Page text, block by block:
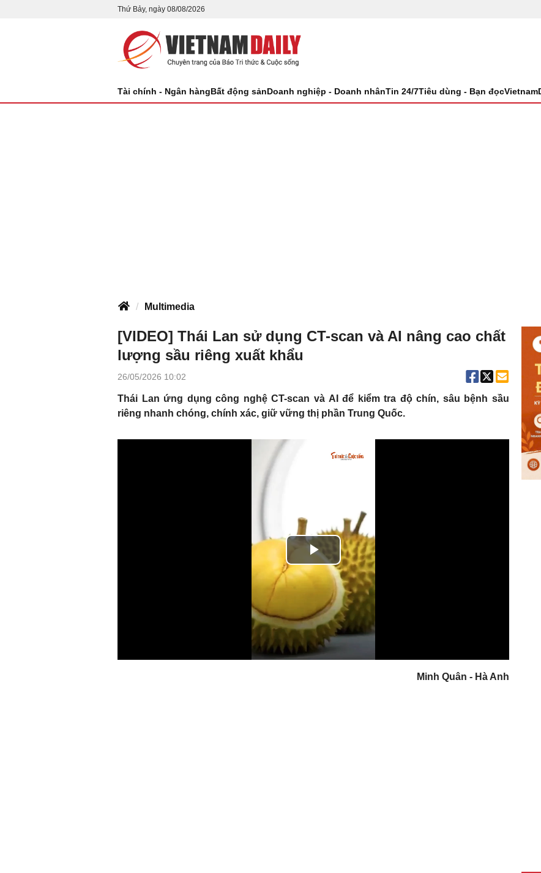
Thứ Bảy, ngày 08/08/2026
Tài chính - Ngân hàngBất động sảnDoanh nghiệp - Doanh nhânTin 24/7Tiêu dùng - Bạn đọc
Multimedia
[VIDEO] Thái Lan sử dụng CT-scan và AI nâng cao chất
lượng sầu riêng xuất khẩu
26/05/2026 10:02
Thái Lan ứng dụng công nghệ CT-scan và AI để kiểm tra độ chín, sâu bệnh sầu
riêng nhanh chóng, chính xác, giữ vững thị phần Trung Quốc.
Play
Video
Minh Quân - Hà Anh